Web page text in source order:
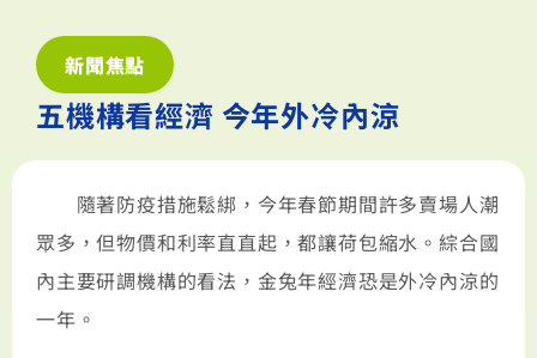
新聞焦點
五機構看經濟 今年外冷內涼
隨著防疫措施鬆綁，今年春節期間許多賣場人潮
眾多，但物價和利率直直起，都讓荷包縮水。綜合國
內主要研調機構的看法，金兔年經濟恐是外冷內涼的
一年。